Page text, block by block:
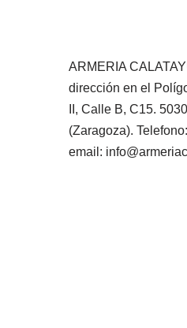
ARMERIA
dirección en el
II, Calle B, C15.
(Zaragoza).
email: